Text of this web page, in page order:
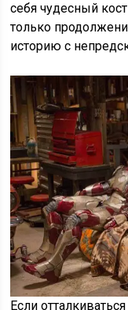
себя чудесный
только
историю с
Если